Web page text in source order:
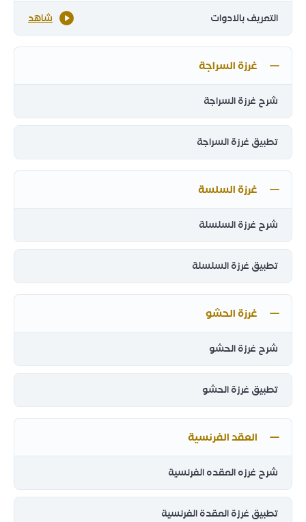
التعريف بالادوات شاهد
غرزة السراجة
شرح غرزة السراجة
تطبيق غرزة السراجة
غرزة السلسة
شرح غرزة السلسلة
تطبيق غرزة السلسلة
غرزة الحشو
شرح غرزة الحشو
تطبيق غرزة الحشو
العقد الفرنسية
شرح غرزه العقده الفرنسية
تطبيق غرزة العقدة الفرنسية